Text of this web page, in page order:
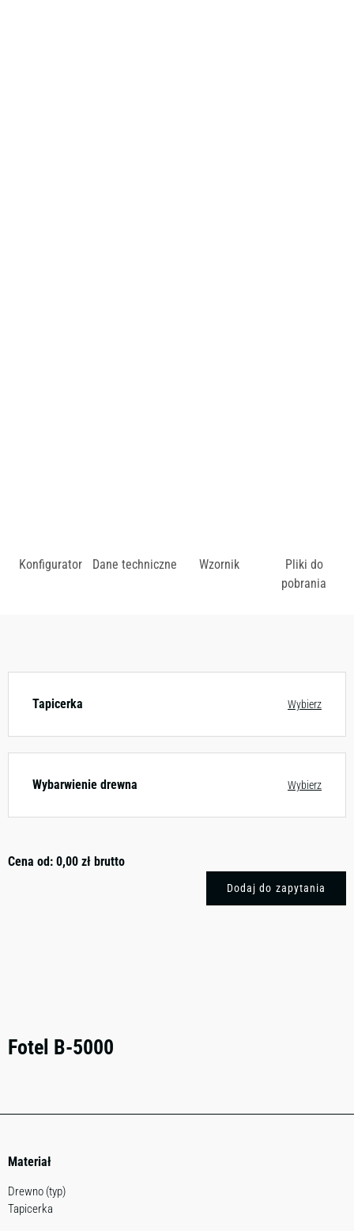
Dostępny w różnych konfiguracjach kolorystycznych.
Konfigurator Dane techniczne Wzornik
Pliki do
pobrania
Tapicerka Wybierz
Wybarwienie drewna Wybierz
Cena od: 0,00 zł brutto
Dodaj do zapytania
Fotel B-5000
Materiał
Drewno (typ)
Tapicerka